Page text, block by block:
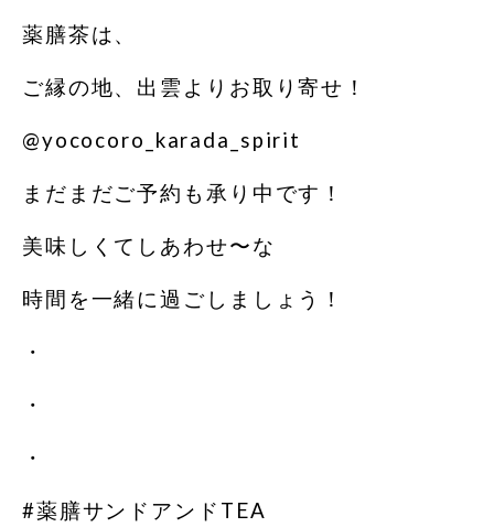
薬膳茶は、
ご縁の地、出雲よりお取り寄せ！
@yococoro_karada_spirit
まだまだご予約も承り中です！
美味しくてしあわせ〜な
時間を一緒に過ごしましょう！
・
・
・
#薬膳サンドアンドTEA